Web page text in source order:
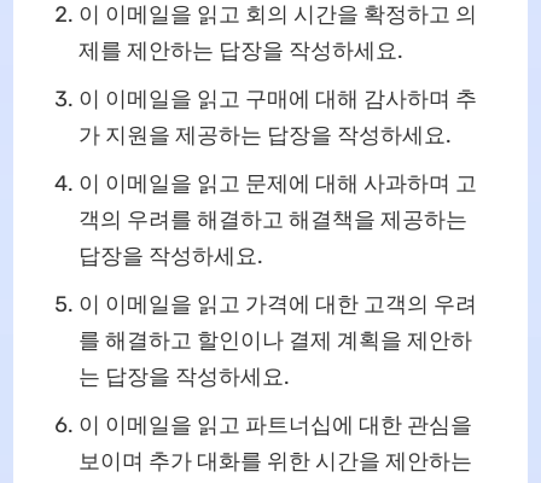
이 이메일을 읽고 회의 시간을 확정하고 의
제를 제안하는 답장을 작성하세요.
이 이메일을 읽고 구매에 대해 감사하며 추
가 지원을 제공하는 답장을 작성하세요.
이 이메일을 읽고 문제에 대해 사과하며 고
객의 우려를 해결하고 해결책을 제공하는
답장을 작성하세요.
이 이메일을 읽고 가격에 대한 고객의 우려
를 해결하고 할인이나 결제 계획을 제안하
는 답장을 작성하세요.
이 이메일을 읽고 파트너십에 대한 관심을
보이며 추가 대화를 위한 시간을 제안하는